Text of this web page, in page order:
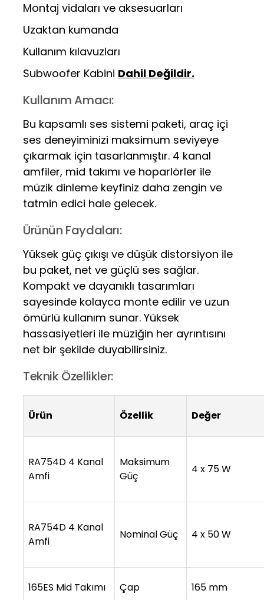
Montaj vidaları ve aksesuarları
Uzaktan kumanda
Kullanım kılavuzları
Subwoofer Kabini Dahil Değildir.
Kullanım Amacı:
Bu kapsamlı ses sistemi paketi, araç içi
ses deneyiminizi maksimum seviyeye
çıkarmak için tasarlanmıştır. 4 kanal
amfiler, mid takımı ve hoparlörler ile
müzik dinleme keyfiniz daha zengin ve
tatmin edici hale gelecek.
Ürünün Faydaları:
Yüksek güç çıkışı ve düşük distorsiyon ile
bu paket, net ve güçlü ses sağlar.
Kompakt ve dayanıklı tasarımları
sayesinde kolayca monte edilir ve uzun
ömürlü kullanım sunar. Yüksek
hassasiyetleri ile müziğin her ayrıntısını
net bir şekilde duyabilirsiniz.
Teknik Özellikler:
Ürün Özellik Değer
RA754D 4 Kanal
Amfi
Maksimum
Güç
4 x 75 W
RA754D 4 Kanal
Amfi
Nominal Güç 4 x 50 W
165ES Mid Takımı Çap 165 mm